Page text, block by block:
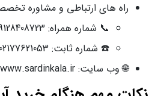
راه‌ های ارتباطی و مشاوره
📞 شماره همراه: 09128408723
☎️ شماره ثابت: 02177621053
🌐 وب‌ سایت: www.sardinkala.ir